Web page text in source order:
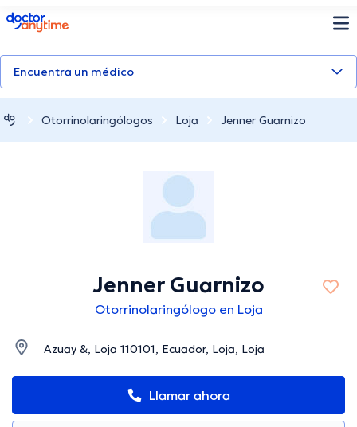
doctoranytime
Encuentra un médico
Otorrinolaringólogos Loja Jenner Guarnizo
Jenner Guarnizo
Otorrinolaringólogo en Loja
Azuay &, Loja 110101, Ecuador, Loja, Loja
Llamar ahora